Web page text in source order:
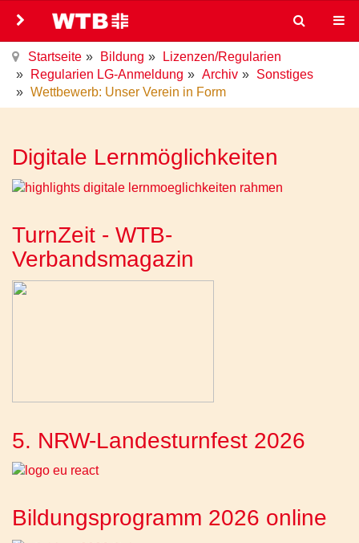
Startseite Bildung
Lizenzen/Regularien
Regularien LG-Anmeldung
Archiv
Sonstiges
Wettbewerb: Unser Verein in Form
Digitale Lernmöglichkeiten
TurnZeit - WTB-
Verbandsmagazin
5. NRW-Landesturnfest 2026
Bildungsprogramm 2026 online